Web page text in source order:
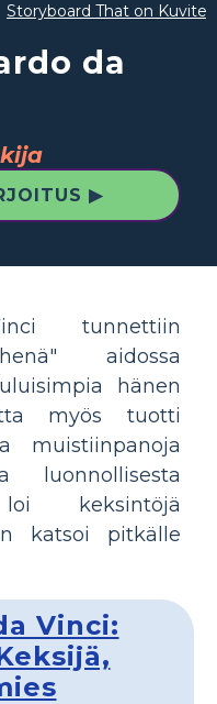
Storyboard That on
da
▶
tunnettiin
aidossa
hänen
myös tuotti
​​muistiinpanoja
luonnollisesta
keksintöjä
katsoi pitkälle
Vinci: